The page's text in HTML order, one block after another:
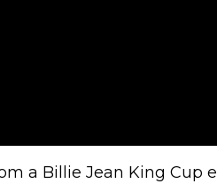
a Billie Jean King Cup e